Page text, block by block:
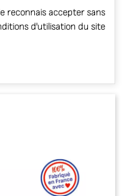
reconnais accepter sans
d'utilisation du site